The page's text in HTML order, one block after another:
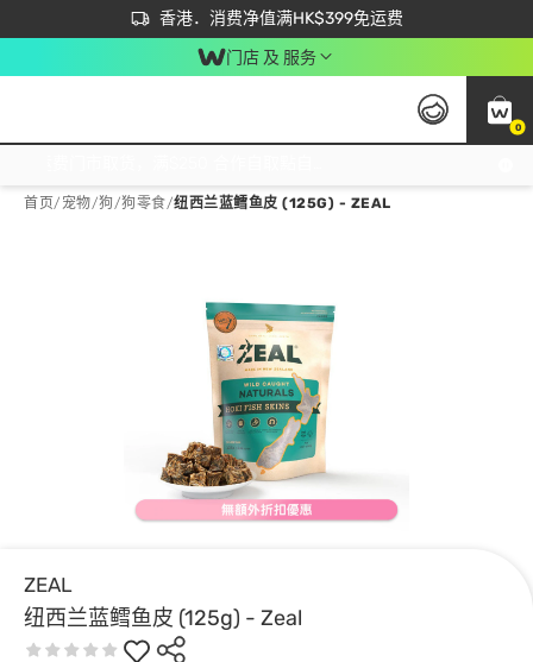
香港．消费净值满HK$399免运费
立即成为易赏钱会员尽享独家优惠
首次APP下单买满$450 输入 NEWAPP 即减$50
门店 及 服务
0
首页/ 宠物/狗/狗零食/纽西兰蓝鳕鱼皮 (125G) - ZEAL
ZEAL
纽西兰蓝鳕鱼皮 (125g) - Zeal